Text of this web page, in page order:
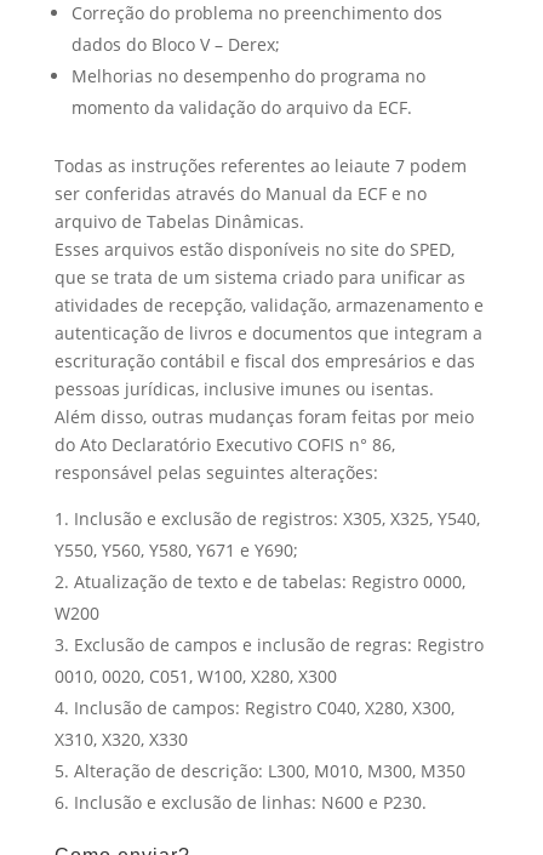
Correção do problema no preenchimento dos
dados do Bloco V – Derex;
Melhorias no desempenho do programa no
momento da validação do arquivo da ECF.
Todas as instruções referentes ao leiaute 7 podem
ser conferidas através do Manual da ECF e no
arquivo de Tabelas Dinâmicas.
Esses arquivos estão disponíveis no site do SPED,
que se trata de um sistema criado para unificar as
atividades de recepção, validação, armazenamento e
autenticação de livros e documentos que integram a
escrituração contábil e fiscal dos empresários e das
pessoas jurídicas, inclusive imunes ou isentas.
Além disso, outras mudanças foram feitas por meio
do Ato Declaratório Executivo COFIS n° 86,
responsável pelas seguintes alterações:
Inclusão e exclusão de registros: X305, X325, Y540,
Y550, Y560, Y580, Y671 e Y690;
Atualização de texto e de tabelas: Registro 0000,
W200
Exclusão de campos e inclusão de regras: Registro
0010, 0020, C051, W100, X280, X300
Inclusão de campos: Registro C040, X280, X300,
X310, X320, X330
Alteração de descrição: L300, M010, M300, M350
Inclusão e exclusão de linhas: N600 e P230.